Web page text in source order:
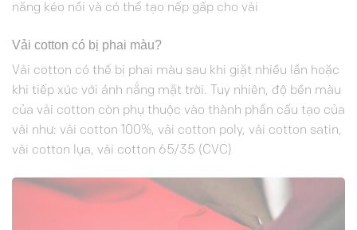
năng kéo nồi và có thể tạo nếp gấp cho vải
Vải cotton có bị phai màu?
Vải cotton có thể bị phai màu sau khi giặt nhiều lần hoặc
khi tiếp xúc với ánh nắng mặt trời. Tuy nhiên, độ bền màu
của vải cotton còn phụ thuộc vào thành phần cấu tạo của
vải như: vải cotton 100%, vải cotton poly, vải cotton satin,
vải cotton lụa, vải cotton 65/35 (CVC)